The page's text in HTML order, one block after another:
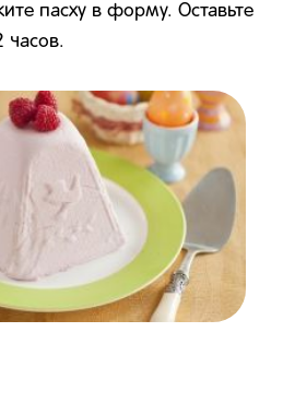
пасху в форму. Оставьте
часов.